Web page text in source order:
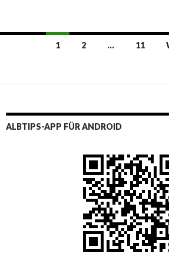
Beitragsnavigation
1 2 … 11
ALBTIPS-APP FÜR ANDROID